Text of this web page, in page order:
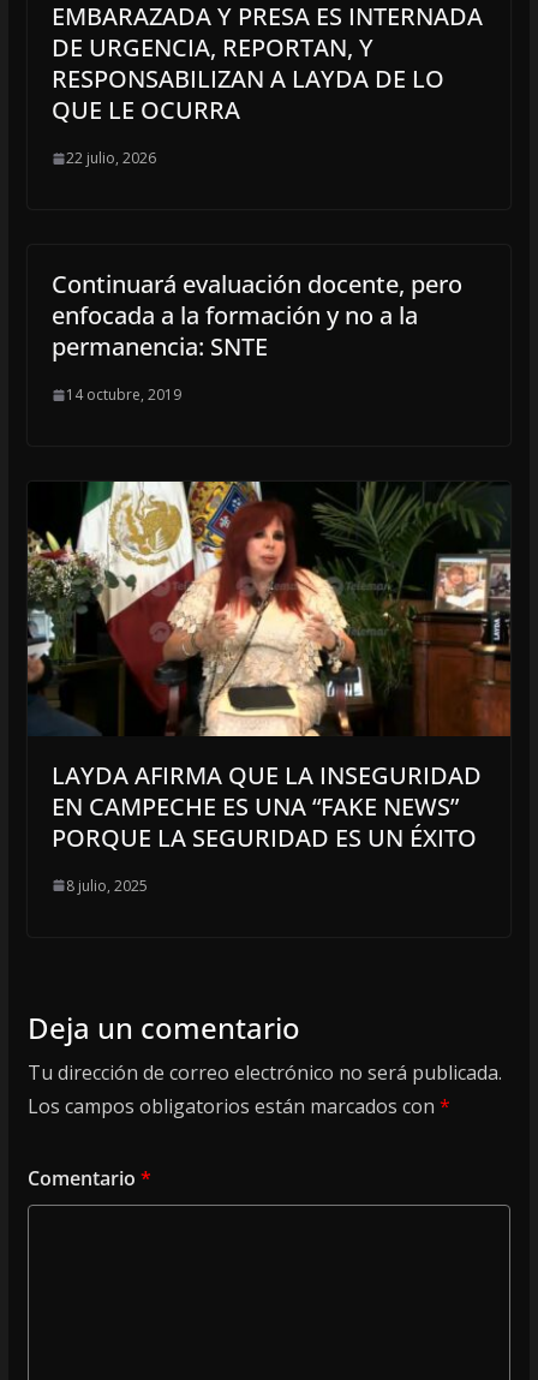
EMBARAZADA Y PRESA ES INTERNADA
DE URGENCIA, REPORTAN, Y
RESPONSABILIZAN A LAYDA DE LO
QUE LE OCURRA
22 julio, 2026
Continuará evaluación docente, pero
enfocada a la formación y no a la
permanencia: SNTE
14 octubre, 2019
LAYDA AFIRMA QUE LA INSEGURIDAD
EN CAMPECHE ES UNA “FAKE NEWS”
PORQUE LA SEGURIDAD ES UN ÉXITO
8 julio, 2025
Deja un comentario
Tu dirección de correo electrónico no será publicada.
Los campos obligatorios están marcados con *
Comentario *